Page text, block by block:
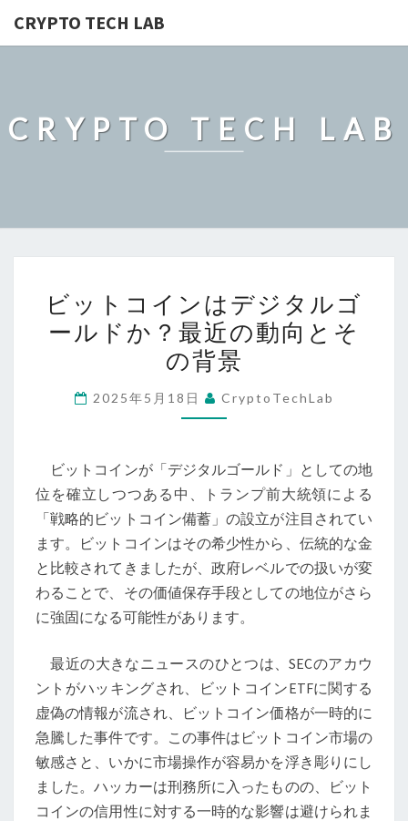
CRYPTO TECH LAB
CRYPTO TECH LAB
ッ
ト
コ
ン
ジ
タ
ル
ゴ
ー
ル
ド
最
近
の
動
向
と
ビットコインはデジタルゴ
ールドか？最近の動向とそ
の背景
2025年5月18日 CryptoTechLab
ビットコインが「デジタルゴールド」としての地
位を確立しつつある中、トランプ前大統領による
「戦略的ビットコイン備蓄」の設立が注目されてい
ます。ビットコインはその希少性から、伝統的な金
と比較されてきましたが、政府レベルでの扱いが変
わることで、その価値保存手段としての地位がさら
に強固になる可能性があります。
最近の大きなニュースのひとつは、SECのアカウ
ントがハッキングされ、ビットコインETFに関する
虚偽の情報が流され、ビットコイン価格が一時的に
急騰した事件です。この事件はビットコイン市場の
敏感さと、いかに市場操作が容易かを浮き彫りにし
ました。ハッカーは刑務所に入ったものの、ビット
コインの信用性に対する一時的な影響は避けられま